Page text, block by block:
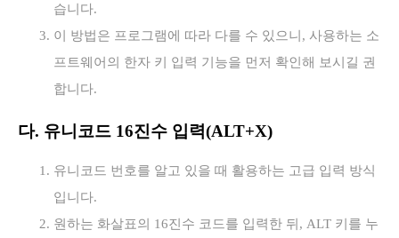
습니다.
이 방법은 프로그램에 따라 다를 수 있으니, 사용하는 소
프트웨어의 한자 키 입력 기능을 먼저 확인해 보시길 권
합니다.
다. 유니코드 16진수 입력(ALT+X)
유니코드 번호를 알고 있을 때 활용하는 고급 입력 방식
입니다.
원하는 화살표의 16진수 코드를 입력한 뒤, ALT 키를 누